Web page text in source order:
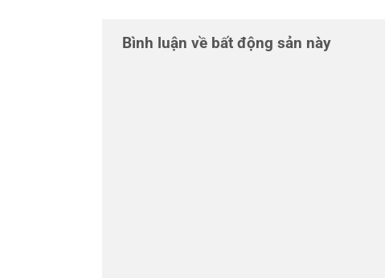
Bình luận về bất động sản này